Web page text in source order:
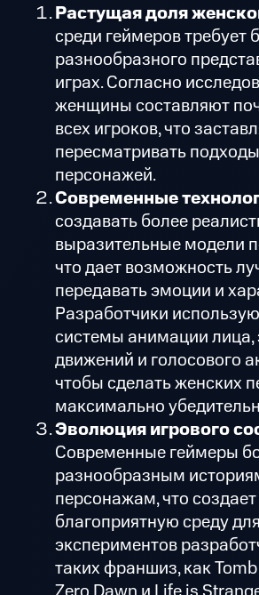
Растущая доля
среди геймеров требует
разнообразного
играх. Согласно
женщины составляют
всех игроков, что
пересматривать
персонажей.
Современные
создавать более
выразительные модели
что дает возможность
передавать эмоции и
Разработчики
системы анимации лица,
движений и голосового
чтобы сделать женских
максимально
Эволюция игрового
Современные геймеры
разнообразным
персонажам, что создает
благоприятную среду для
экспериментов
таких франшиз, как